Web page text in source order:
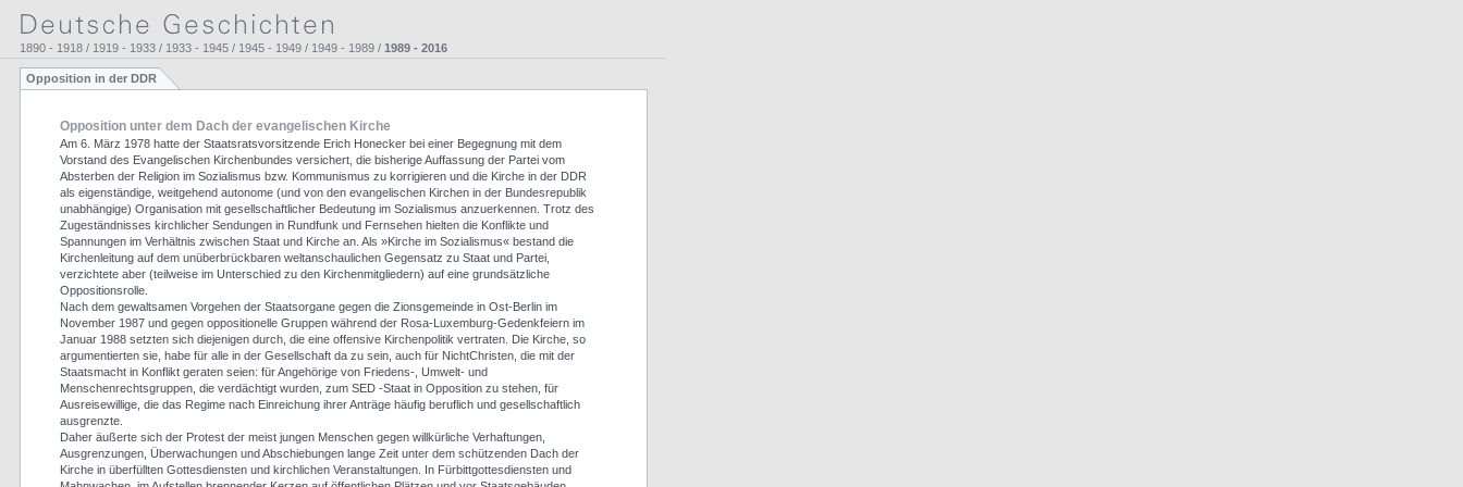
1890 - 1918 / 1919 - 1933 / 1933 - 1945 / 1945 - 1949 / 1949 - 1989 / 1989 - 2016
Opposition in der DDR
Opposition unter dem Dach der evangelischen Kirche
Am 6. März 1978 hatte der Staatsratsvorsitzende Erich Honecker bei einer Begegnung mit dem
Vorstand des Evangelischen Kirchenbundes versichert, die bisherige Auffassung der Partei vom
Absterben der Religion im Sozialismus bzw. Kommunismus zu korrigieren und die Kirche in der DDR
als eigenständige, weitgehend autonome (und von den evangelischen Kirchen in der Bundesrepublik
unabhängige) Organisation mit gesellschaftlicher Bedeutung im Sozialismus anzuerkennen. Trotz des
Zugeständnisses kirchlicher Sendungen in Rundfunk und Fernsehen hielten die Konflikte und
Spannungen im Verhältnis zwischen Staat und Kirche an. Als »Kirche im Sozialismus« bestand die
Kirchenleitung auf dem unüberbrückbaren weltanschaulichen Gegensatz zu Staat und Partei,
verzichtete aber (teilweise im Unterschied zu den Kirchenmitgliedern) auf eine grundsätzliche
Oppositionsrolle.
Nach dem gewaltsamen Vorgehen der Staatsorgane gegen die Zionsgemeinde in Ost-Berlin im
November 1987 und gegen oppositionelle Gruppen während der Rosa-Luxemburg-Gedenkfeiern im
Januar 1988 setzten sich diejenigen durch, die eine offensive Kirchenpolitik vertraten. Die Kirche, so
argumentierten sie, habe für alle in der Gesellschaft da zu sein, auch für NichtChristen, die mit der
Staatsmacht in Konflikt geraten seien: für Angehörige von Friedens-, Umwelt- und
Menschenrechtsgruppen, die verdächtigt wurden, zum SED -Staat in Opposition zu stehen, für
Ausreisewillige, die das Regime nach Einreichung ihrer Anträge häufig beruflich und gesellschaftlich
ausgrenzte.
Daher äußerte sich der Protest der meist jungen Menschen gegen willkürliche Verhaftungen,
Ausgrenzungen, Überwachungen und Abschiebungen lange Zeit unter dem schützenden Dach der
Kirche in überfüllten Gottesdiensten und kirchlichen Veranstaltungen. In Fürbittgottesdiensten und